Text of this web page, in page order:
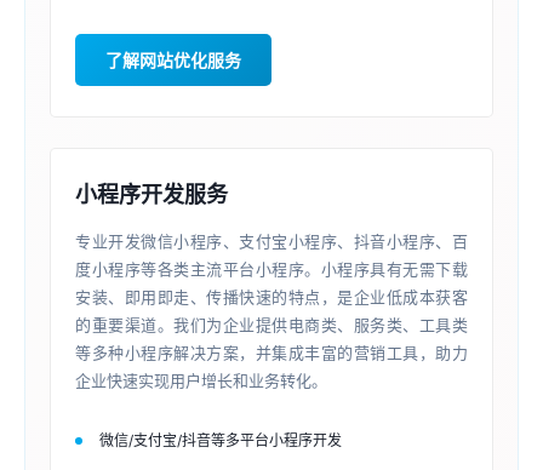
了解网站优化服务
小程序开发服务
专业开发微信小程序、支付宝小程序、抖音小程序、百
度小程序等各类主流平台小程序。小程序具有无需下载
安装、即用即走、传播快速的特点，是企业低成本获客
的重要渠道。我们为企业提供电商类、服务类、工具类
等多种小程序解决方案，并集成丰富的营销工具，助力
企业快速实现用户增长和业务转化。
微信/支付宝/抖音等多平台小程序开发